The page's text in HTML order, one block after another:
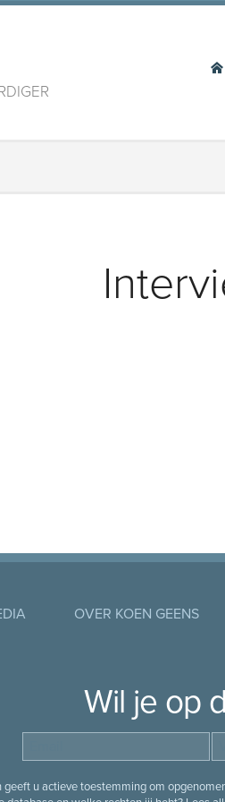
OVER KOEN GEENS
Wil je op
u actieve toestemming om